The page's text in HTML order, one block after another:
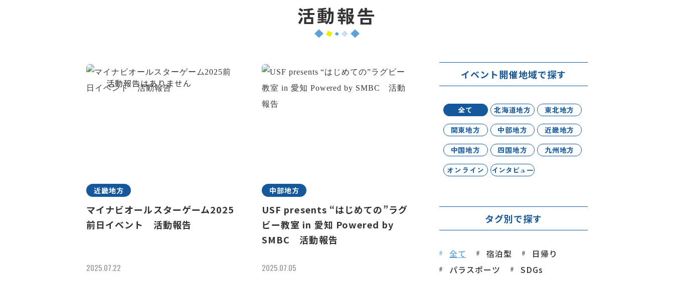
活動報告
近畿地方
マイナビオールスターゲーム2025
前日イベント 活動報告
2025.07.22
中部地方
USF presents “はじめての”ラグ
ビー教室 in 愛知 Powered by
SMBC 活動報告
2025.07.05
イベント開催地域で探す
全て 北海道地方
東北地方
関東地方
中部地方
近畿地方
中国地方
四国地方
九州地方
オンライン
インタビュー
タグ別で探す
全て 宿泊型
日帰り
パラスポーツ
SDGs